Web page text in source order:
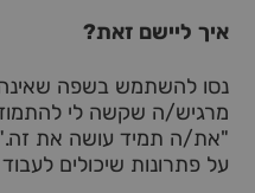
איך ליישם זאת?
נסו להשתמש בשפה
מרגיש/ה שקשה לי
"את/ה תמיד עושה את זה."
על פתרונות שיכולים